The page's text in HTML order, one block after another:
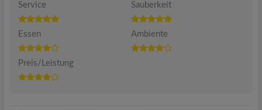
Service
Sauberkeit
Essen Ambiente
Preis/Leistung